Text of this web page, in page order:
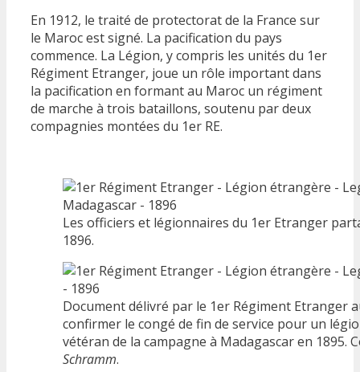
En 1912, le traité de protectorat de la France sur
le Maroc est signé. La pacification du pays
commence. La Légion, y compris les unités du 1er
Régiment Etranger, joue un rôle important dans
la pacification en formant au Maroc un régiment
de marche à trois bataillons, soutenu par deux
compagnies montées du 1er RE.
Les officiers et légionnaires du 1er Etranger
1896.
Document délivré par le 1er Régiment Etranger
confirmer le congé de fin de service pour un
vétéran de la campagne à Madagascar en 1895.
Schramm.